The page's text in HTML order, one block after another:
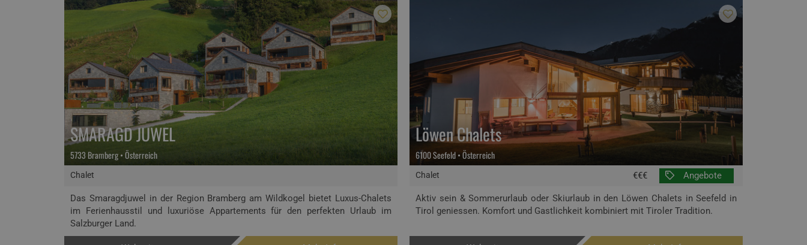
Chalet
SMARAGD JUWEL
5733 Bramberg • Österreich
Das Smaragdjuwel in der Region Bramberg am Wildkogel bietet Luxus-Chalets
im Ferienhausstil und luxuriöse Appartements für den perfekten Urlaub im
Salzburger Land.
Chalet
Löwen Chalets
6100 Seefeld • Österreich
€€€ Angebote
Aktiv sein & Sommerurlaub oder Skiurlaub in den Löwen Chalets in Seefeld in
Tirol geniessen. Komfort und Gastlichkeit kombiniert mit Tiroler Tradition.